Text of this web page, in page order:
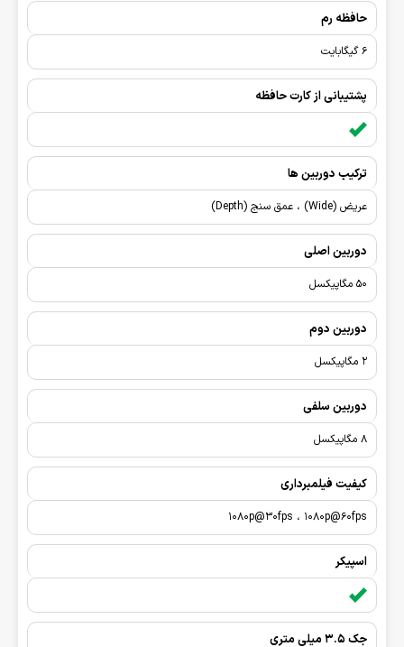
حافظه رم
6 گیگابایت
پشتیبانی از کارت حافظه
ترکیب دوربین ها
عریض (Wide) ، عمق سنج (Depth)
دوربین اصلی
50 مگاپیکسل
دوربین دوم
2 مگاپیکسل
دوربین سلفی
8 مگاپیکسل
کیفیت فیلمبرداری
1080p@30fps ، 1080p@60fps
اسپیکر
جک 3.5 میلی متری